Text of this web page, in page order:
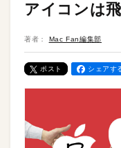
アイコンは
著者： Mac Fan編集部
ポスト シェアす